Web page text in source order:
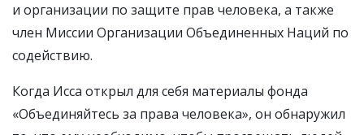
и организации по защите прав человека, а также
член Миссии Организации Объединенных Наций по
содействию.
Когда Исса открыл для себя материалы фонда
«Объединяйтесь за права человека», он обнаружил